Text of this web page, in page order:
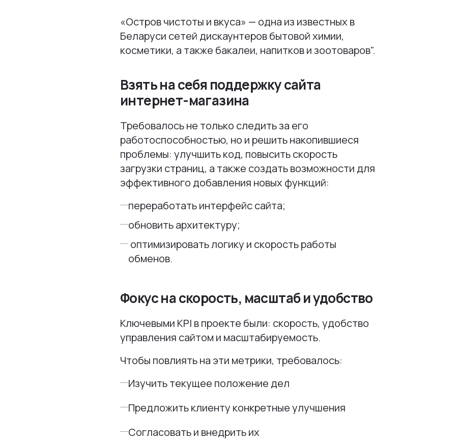
«Остров чистоты и вкуса» — одна из известных в
Беларуси сетей дискаунтеров бытовой химии,
косметики, а также бакалеи, напитков и зоотоваров".
Взять на себя поддержку сайта
интернет-магазина
Требовалось не только следить за его
работоспособностью, но и решить накопившиеся
проблемы: улучшить код, повысить скорость
загрузки страниц, а также создать возможности для
эффективного добавления новых функций:
переработать интерфейс сайта;
обновить архитектуру;
оптимизировать логику и скорость работы
обменов.
Фокус на скорость, масштаб и удобство
Ключевыми KPI в проекте были: скорость, удобство
управления сайтом и масштабируемость.
Чтобы повлиять на эти метрики, требовалось:
Изучить текущее положение дел
Предложить клиенту конкретные улучшения
Согласовать и внедрить их